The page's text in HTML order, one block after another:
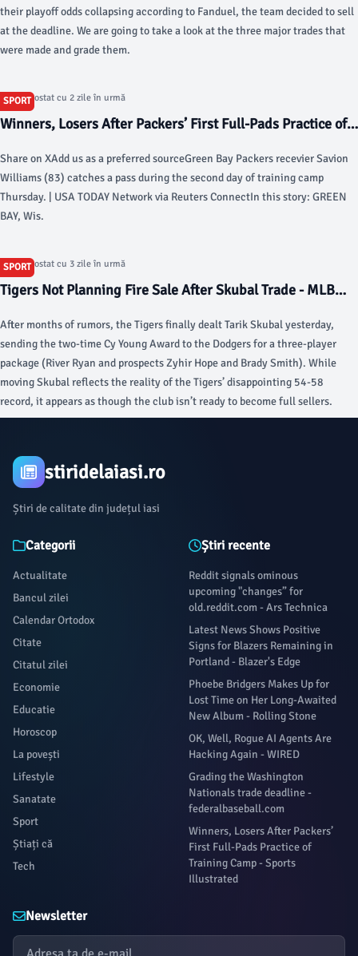
their playoff odds collapsing according to Fanduel, the team decided to sell
at the deadline. We are going to take a look at the three major trades that
were made and grade them.
SPORT
Articol postat cu 2 zile în urmă
Winners, Losers After Packers’ First Full-Pads Practice of
Share on XAdd us as a preferred sourceGreen Bay Packers recevier Savion
Williams (83) catches a pass during the second day of training camp
Thursday. | USA TODAY Network via Reuters ConnectIn this story: GREEN
BAY, Wis.
SPORT
Articol postat cu 3 zile în urmă
Tigers Not Planning Fire Sale After Skubal Trade - MLB
After months of rumors, the Tigers finally dealt Tarik Skubal yesterday,
sending the two-time Cy Young Award to the Dodgers for a three-player
package (River Ryan and prospects Zyhir Hope and Brady Smith). While
moving Skubal reflects the reality of the Tigers’ disappointing 54-58
record, it appears as though the club isn’t ready to become full sellers.
stiridelaiasi.ro
Știri de calitate din județul iasi
Categorii
Actualitate
Bancul zilei
Calendar Ortodox
Citate
Citatul zilei
Economie
Educatie
Horoscop
La povești
Lifestyle
Sanatate
Sport
Știați că
Tech
Știri recente
Reddit signals ominous
upcoming "changes” for
old.reddit.com - Ars Technica
Latest News Shows Positive
Signs for Blazers Remaining in
Portland - Blazer's Edge
Phoebe Bridgers Makes Up for
Lost Time on Her Long-Awaited
New Album - Rolling Stone
OK, Well, Rogue AI Agents Are
Hacking Again - WIRED
Grading the Washington
Nationals trade deadline -
federalbaseball.com
Winners, Losers After Packers’
First Full-Pads Practice of
Training Camp - Sports
Illustrated
Newsletter